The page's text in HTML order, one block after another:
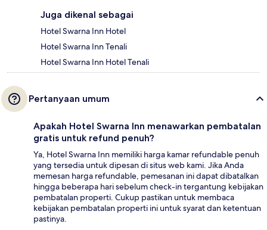
Juga dikenal sebagai
Hotel Swarna Inn Hotel
Hotel Swarna Inn Tenali
Hotel Swarna Inn Hotel Tenali
Pertanyaan umum
Apakah Hotel Swarna Inn menawarkan pembatalan
gratis untuk refund penuh?
Ya, Hotel Swarna Inn memiliki harga kamar refundable penuh
yang tersedia untuk dipesan di situs web kami. Jika Anda
memesan harga refundable, pemesanan ini dapat dibatalkan
hingga beberapa hari sebelum check-in tergantung kebijakan
pembatalan properti. Cukup pastikan untuk membaca
kebijakan pembatalan properti ini untuk syarat dan ketentuan
pastinya.